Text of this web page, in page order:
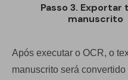
Passo 3. Exportar
manuscrito
Após executar o OCR, o
manuscrito será convertido